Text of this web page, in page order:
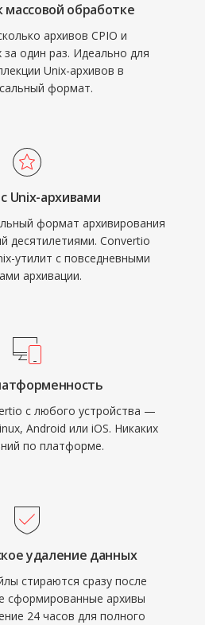
массовой обработке
архивов CPIO и
за один раз. Идеально для
Unix-архивов в
формат.
Unix-архивами
формат архивирования
десятилетиями. Convertio
утилит с повседневными
архивации.
с любого устройства —
Android или iOS. Никаких
по платформе.
удаление данных
стираются сразу после
сформированные архивы
24 часов для полного